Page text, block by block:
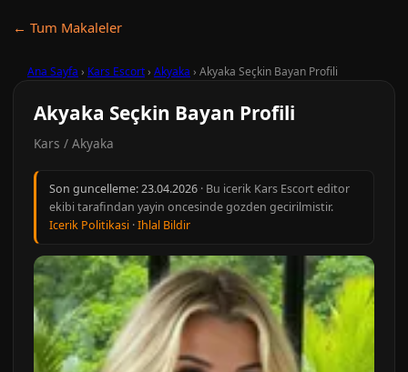
← Tum Makaleler
Ana Sayfa › Kars Escort› Akyaka › Akyaka Seçkin Bayan Profili
Akyaka Seçkin Bayan Profili
Kars / Akyaka
Son guncelleme:23.04.2026 · Bu icerik Kars Escort editor
ekibi tarafindan yayin oncesinde gozden gecirilmistir.
Icerik Politikasi ·Ihlal Bildir